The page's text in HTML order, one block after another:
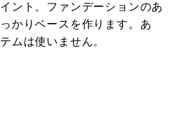
ント。ファンデーションのあ
かりベースを作ります。あ
ムは使いません。